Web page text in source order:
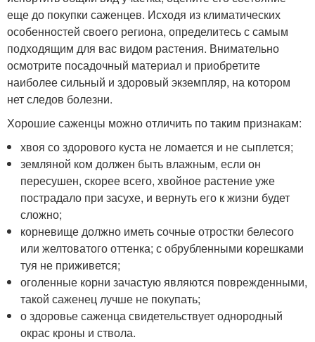
еще до покупки саженцев. Исходя из климатических
особенностей своего региона, определитесь с самым
подходящим для вас видом растения. Внимательно
осмотрите посадочный материал и приобретите
наиболее сильный и здоровый экземпляр, на котором
нет следов болезни.
Хорошие саженцы можно отличить по таким признакам:
хвоя со здорового куста не ломается и не сыплется;
земляной ком должен быть влажным, если он
пересушен, скорее всего, хвойное растение уже
пострадало при засухе, и вернуть его к жизни будет
сложно;
корневище должно иметь сочные отростки белесого
или желтоватого оттенка; с обрубленными корешками
туя не приживется;
оголенные корни зачастую являются поврежденными,
такой саженец лучше не покупать;
о здоровье саженца свидетельствует однородный
окрас кроны и ствола.